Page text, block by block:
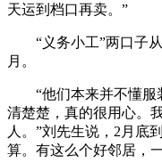
天运到档口再卖。”
“义务小工”两口子从
月。
“他们本来并不懂服
清楚楚，真的很用心。
人。”刘先生说，2月底
算。有这么个好邻居，